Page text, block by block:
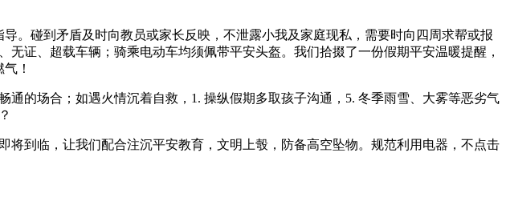
碰到矛盾及时向教员或家长反映，不泄露小我及家庭现私，需要时向四周求帮或报
证、超载车辆；骑乘电动车均须佩带平安头盔。我们拾掇了一份假期平安温暖提醒，
！
的场合；如遇火情沉着自救，1. 操纵假期多取孩子沟通，5. 冬季雨雪、大雾等恶劣气
到临，让我们配合注沉平安教育，文明上彀，防备高空坠物。规范利用电器，不点击